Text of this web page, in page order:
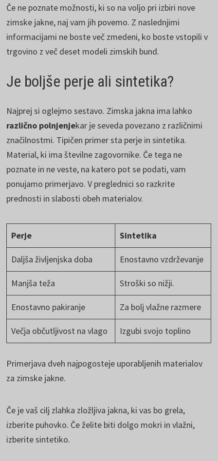
Če ne poznate možnosti, ki so na voljo pri izbiri nove
zimske jakne, naj vam jih povemo. Z naslednjimi
informacijami ne boste več zmedeni, ko boste vstopili v
trgovino z več deset modeli zimskih bund.
Je boljše perje ali sintetika?
Najprej si oglejmo sestavo. Zimska jakna ima lahko
različno polnjenjekar je seveda povezano z različnimi
značilnostmi. Tipičen primer sta perje in sintetika.
Material, ki ima številne zagovornike. Če tega ne
poznate in ne veste, na katero pot se podati, vam
ponujamo primerjavo. V preglednici so razkrite
prednosti in slabosti obeh materialov.
Perje Sintetika
Daljša življenjska doba Enostavno vzdrževanje
Manjša teža Stroški so nižji.
Enostavno pakiranje Za bolj vlažne razmere
Večja občutljivost na vlago Izgubi svojo toplino
Primerjava dveh najpogosteje uporabljenih materialov
za zimske jakne.
Če je vaš cilj zlahka zložljiva jakna, ki vas bo grela,
izberite puhovko. Če želite biti dolgo mokri in vlažni,
izberite sintetiko.